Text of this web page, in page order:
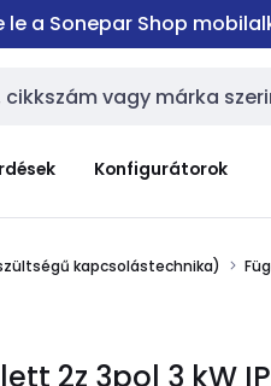
le a Sonepar Shop
Konfigurátorok
kapcsolástechnika)
2z 3pol 3 kW